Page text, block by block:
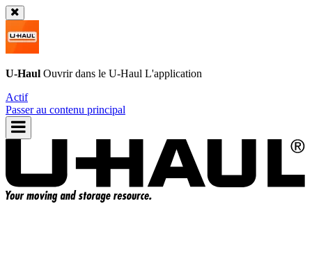
U-Haul Ouvrir dans le U-Haul L'application
Actif
Passer au contenu principal